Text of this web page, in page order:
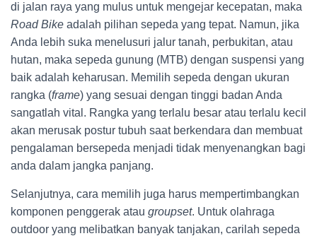
di jalan raya yang mulus untuk mengejar kecepatan, maka
Road Bike adalah pilihan sepeda yang tepat. Namun, jika
Anda lebih suka menelusuri jalur tanah, perbukitan, atau
hutan, maka sepeda gunung (MTB) dengan suspensi yang
baik adalah keharusan. Memilih sepeda dengan ukuran
rangka (frame) yang sesuai dengan tinggi badan Anda
sangatlah vital. Rangka yang terlalu besar atau terlalu kecil
akan merusak postur tubuh saat berkendara dan membuat
pengalaman bersepeda menjadi tidak menyenangkan bagi
anda dalam jangka panjang.
Selanjutnya, cara memilih juga harus mempertimbangkan
komponen penggerak atau groupset. Untuk olahraga
outdoor yang melibatkan banyak tanjakan, carilah sepeda